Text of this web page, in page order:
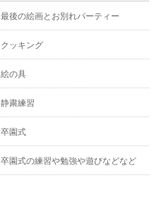
最後の絵画とお別れパーティー
クッキング
絵の具
静粛練習
卒園式
卒園式の練習や勉強や遊びなどなど